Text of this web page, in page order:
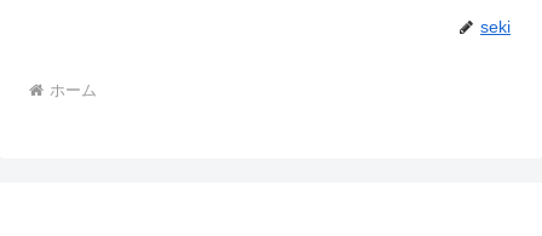
seki
ホーム